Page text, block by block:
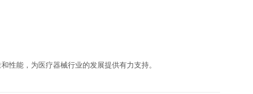
性能，为医疗器械行业的发展提供有力支持。